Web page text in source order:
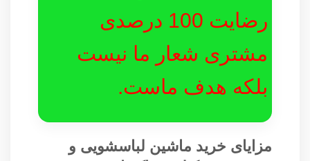
رضایت 100 درصدی
مشتری شعار ما نیست
بلکه هدف ماست.
مزایای خرید ماشین لباسشویی و